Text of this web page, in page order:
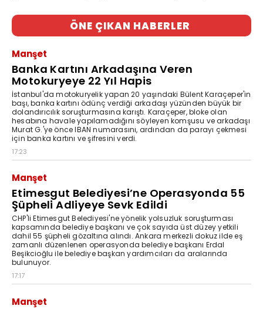
ÖNE ÇIKAN HABERLER
Manşet
Banka Kartını Arkadaşına Veren
Motokuryeye 22 Yıl Hapis
İstanbul'da motokuryelik yapan 20 yaşındaki Bülent Karaçeper'in
başı, banka kartını ödünç verdiği arkadaşı yüzünden büyük bir
dolandırıcılık soruşturmasına karıştı. Karaçeper, bloke olan
hesabına havale yapılamadığını söyleyen komşusu ve arkadaşı
Murat G.'ye önce IBAN numarasını, ardından da parayı çekmesi
için banka kartını ve şifresini verdi.
17:23
Manşet
Etimesgut Belediyesi’ne Operasyonda 55
Şüpheli Adliyeye Sevk Edildi
CHP'li Etimesgut Belediyesi'ne yönelik yolsuzluk soruşturması
kapsamında belediye başkanı ve çok sayıda üst düzey yetkili
dahil 55 şüpheli gözaltına alındı. Ankara merkezli dokuz ilde eş
zamanlı düzenlenen operasyonda belediye başkanı Erdal
Beşikcioğlu ile belediye başkan yardımcıları da aralarında
bulunuyor.
17:17
Manşet